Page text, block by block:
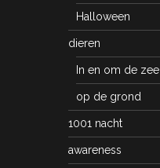
Halloween
dieren
In en om de zee
op de grond
1001 nacht
awareness